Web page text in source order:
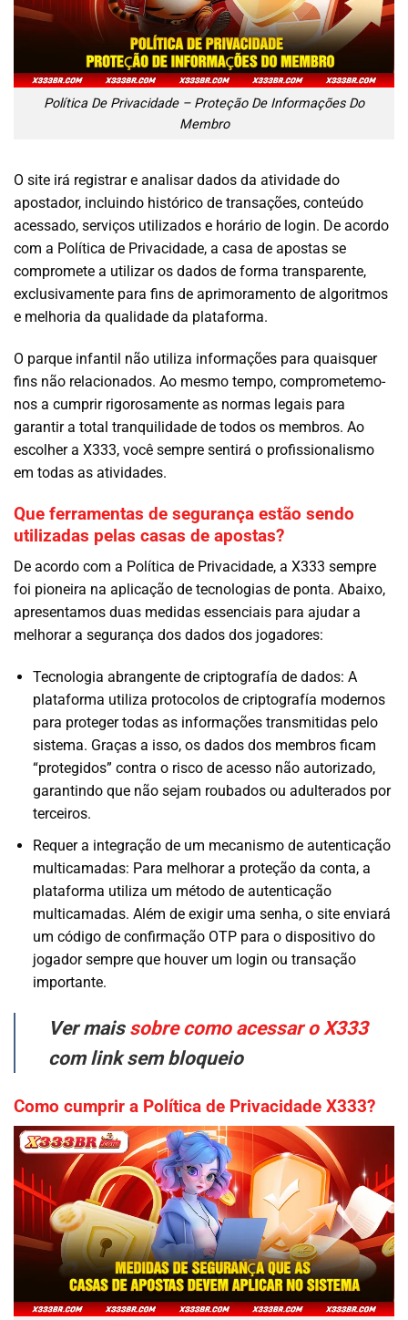
Política De Privacidade – Proteção De Informações Do
Membro
O site irá registrar e analisar dados da atividade do
apostador, incluindo histórico de transações, conteúdo
acessado, serviços utilizados e horário de login. De acordo
com a Política de Privacidade, a casa de apostas se
compromete a utilizar os dados de forma transparente,
exclusivamente para fins de aprimoramento de algoritmos
e melhoria da qualidade da plataforma.
O parque infantil não utiliza informações para quaisquer
fins não relacionados. Ao mesmo tempo, comprometemo-
nos a cumprir rigorosamente as normas legais para
garantir a total tranquilidade de todos os membros. Ao
escolher a X333, você sempre sentirá o profissionalismo
em todas as atividades.
Que ferramentas de segurança estão sendo
utilizadas pelas casas de apostas?
De acordo com a Política de Privacidade, a X333 sempre
foi pioneira na aplicação de tecnologias de ponta. Abaixo,
apresentamos duas medidas essenciais para ajudar a
melhorar a segurança dos dados dos jogadores:
Tecnologia abrangente de criptografía de dados: A
plataforma utiliza protocolos de criptografía modernos
para proteger todas as informações transmitidas pelo
sistema. Graças a isso, os dados dos membros ficam
“protegidos” contra o risco de acesso não autorizado,
garantindo que não sejam roubados ou adulterados por
terceiros.
Requer a integração de um mecanismo de autenticação
multicamadas: Para melhorar a proteção da conta, a
plataforma utiliza um método de autenticação
multicamadas. Além de exigir uma senha, o site enviará
um código de confirmação OTP para o dispositivo do
jogador sempre que houver um login ou transação
importante.
Ver mais sobre como acessar o X333
com link sem bloqueio
Como cumprir a Política de Privacidade X333?